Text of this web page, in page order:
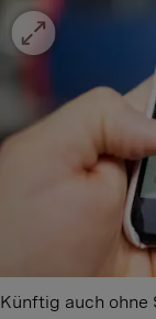
Künftig auch ohne